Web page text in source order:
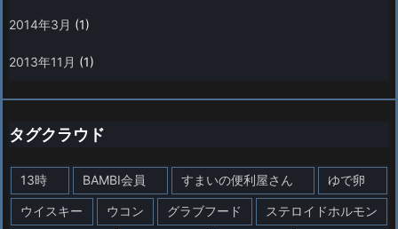
2014年3月 (1)
2013年11月 (1)
タグクラウド
13時 BAMBI会員 すまいの便利屋さん ゆで卵
ウイスキー ウコン グラブフード ステロイドホルモン